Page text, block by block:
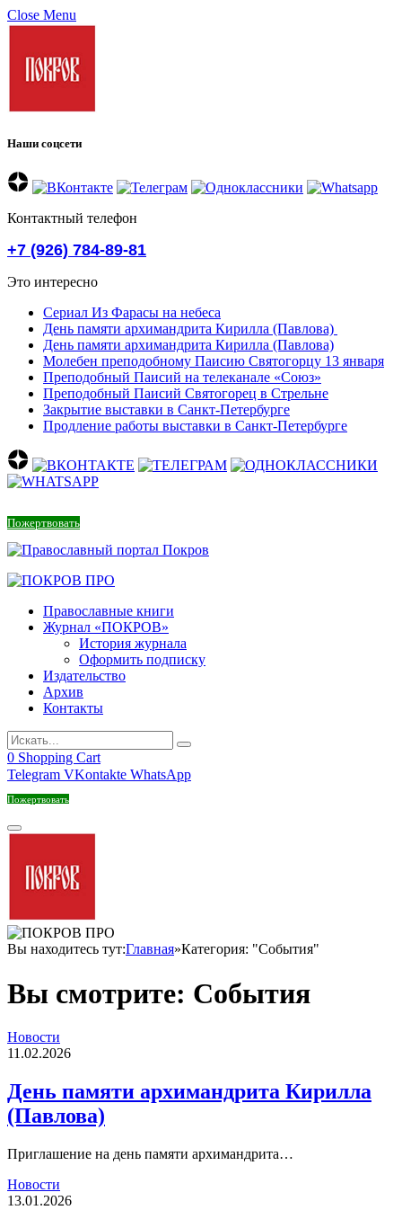
Close Menu
Наши соцсети
Контактный телефон
+7 (926) 784-89-81
Это интересно
Сериал Из Фарасы на небеса
День памяти архимандрита Кирилла (Павлова)
День памяти архимандрита Кирилла (Павлова)
Молебен преподобному Паисию Святогорцу 13 января
Преподобный Паисий на телеканале «Союз»
Преподобный Паисий Святогорец в Стрельне
Закрытие выставки в Санкт-Петербурге
Продление работы выставки в Санкт-Петербурге
Пожертвовать
Православные книги
Журнал «ПОКРОВ»
История журнала
Оформить подписку
Издательство
Архив
Контакты
0 Shopping Cart
Telegram VKontakte WhatsApp
Пожертвовать
Вы находитесь тут:Главная»Категория: "События"
Вы смотрите: События
Новости
11.02.2026
День памяти архимандрита Кирилла
(Павлова)
Приглашение на день памяти архимандрита…
Новости
13.01.2026